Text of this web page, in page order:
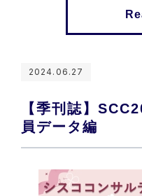
2024.06.27
【季刊誌】
員データ編